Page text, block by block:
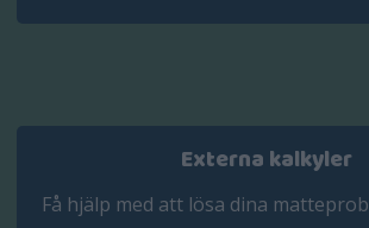
Externa kalkyler
Få hjälp med att lösa dina